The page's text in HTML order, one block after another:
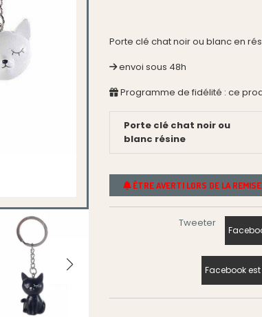
Porte clé chat noir ou blanc en
envoi sous 48h
Programme de fidélité : ce
Porte clé chat noir ou
blanc résine
ÊTRE AVERTI LORS DE LA
Tweeter
Facebook